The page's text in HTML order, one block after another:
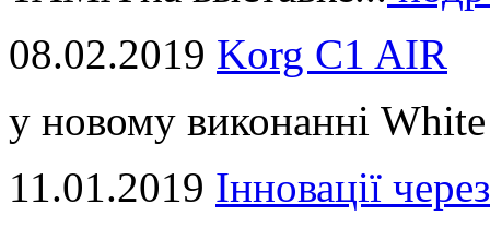
08.02.2019 Korg C1 AIR
у новому виконанні
11.01.2019 Інновації